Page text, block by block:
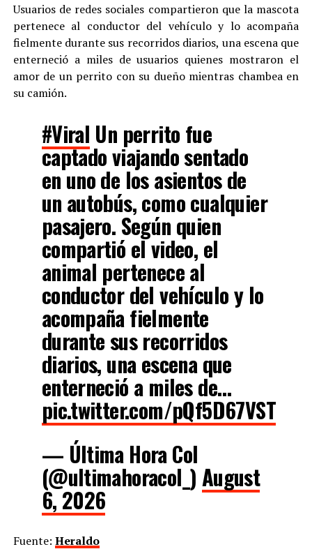
Usuarios de redes sociales compartieron que la mascota
pertenece al conductor del vehículo y lo acompaña
fielmente durante sus recorridos diarios, una escena que
enterneció a miles de usuarios quienes mostraron el
amor de un perrito con su dueño mientras chambea en
su camión.
#Viral Un perrito fue
captado viajando sentado
en uno de los asientos de
un autobús, como cualquier
pasajero. Según quien
compartió el video, el
animal pertenece al
conductor del vehículo y lo
acompaña fielmente
durante sus recorridos
diarios, una escena que
enterneció a miles de…
pic.twitter.com/pQf5D67VST
— Última Hora Col
(@ultimahoracol_) August
6, 2026
Fuente: Heraldo